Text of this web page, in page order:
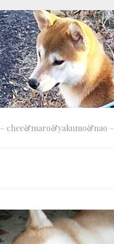
chee&maro&yakumo&nao –